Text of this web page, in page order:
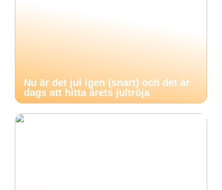
Nu är det jul igen (snart) och det är
dags att hitta årets jultröja